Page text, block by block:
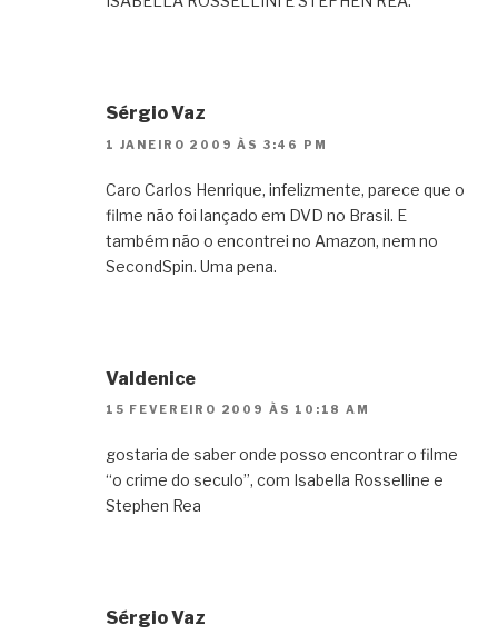
Sérgio Vaz
1 JANEIRO 2009 ÀS 3:46 PM
Caro Carlos Henrique, infelizmente, parece que o
filme não foi lançado em DVD no Brasil. E
também não o encontrei no Amazon, nem no
SecondSpin. Uma pena.
Valdenice
15 FEVEREIRO 2009 ÀS 10:18 AM
gostaria de saber onde posso encontrar o filme
“o crime do seculo”, com Isabella Rosselline e
Stephen Rea
Sérgio Vaz